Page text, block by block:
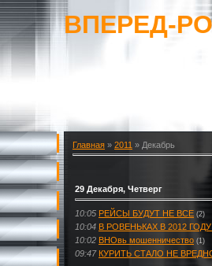
ВПЕРЕД-
Главная » 2011 » Декабрь
29 Декабря, Четверг
10:05 РЕЙСЫ БУДУТ НЕ ВСЕ (2)
10:04 В РОВЕНЬКАХ В 2012
10:02 ВНОвь мошенничество (1)
09:47 КУРИТЬ СТАЛО НЕ